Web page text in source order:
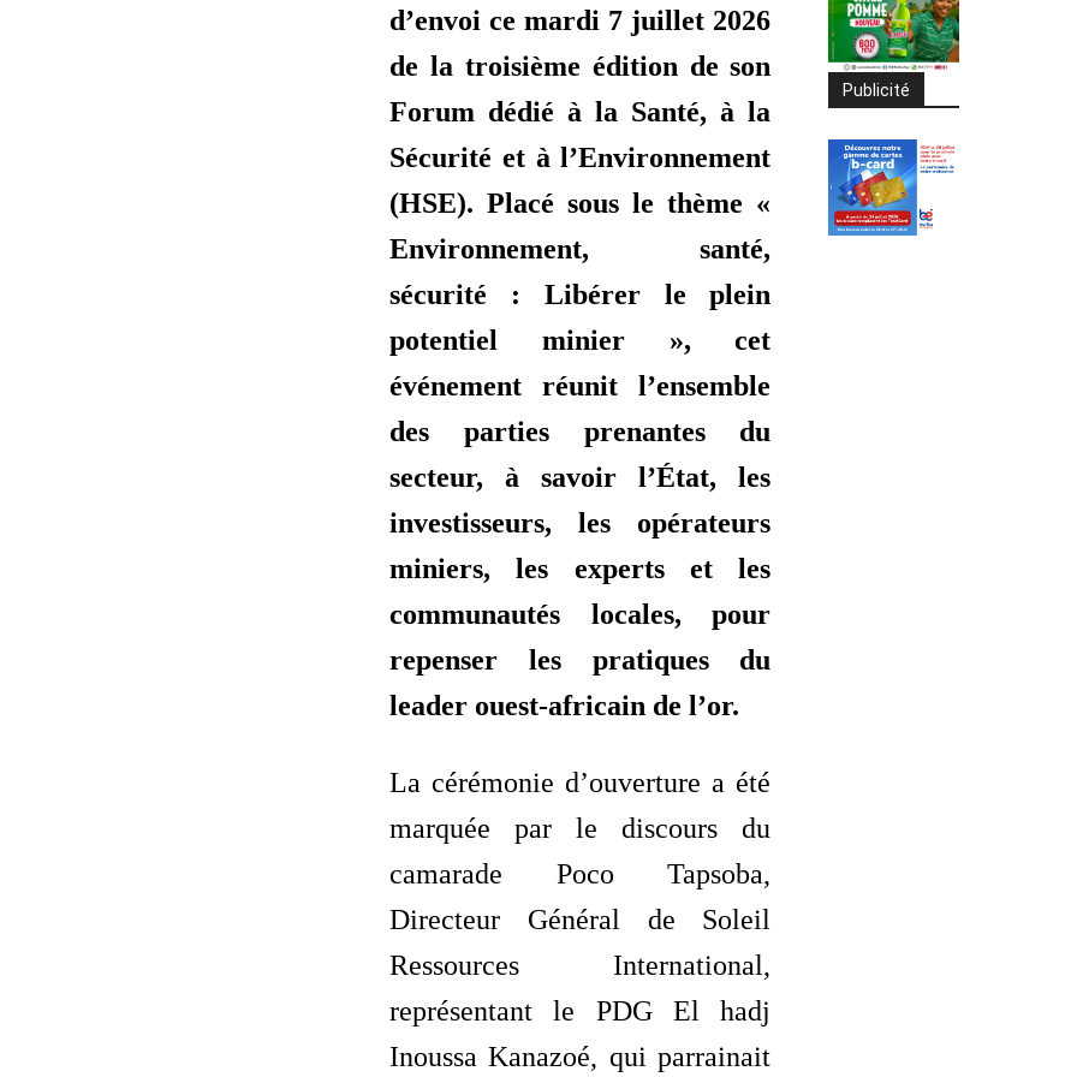
d’envoi ce mardi 7 juillet 2026
de la troisième édition de son
Forum dédié à la Santé, à la
Sécurité et à l’Environnement
(HSE). Placé sous le thème «
Environnement, santé,
sécurité : Libérer le plein
potentiel minier », cet
événement réunit l’ensemble
des parties prenantes du
secteur, à savoir l’État, les
investisseurs, les opérateurs
miniers, les experts et les
communautés locales, pour
repenser les pratiques du
leader ouest-africain de l’or.
La cérémonie d’ouverture a été
marquée par le discours du
camarade Poco Tapsoba,
Directeur Général de Soleil
Ressources International,
représentant le PDG El hadj
Inoussa Kanazoé, qui parrainait
Publicité